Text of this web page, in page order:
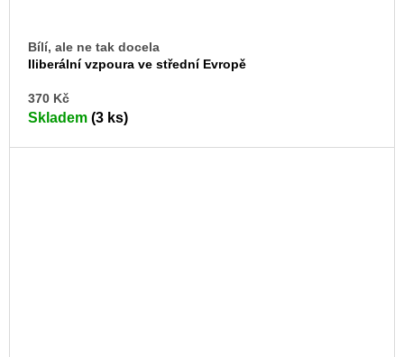
Bílí, ale ne tak docela
Iliberální vzpoura ve střední Evropě
370 Kč
Skladem (3 ks)